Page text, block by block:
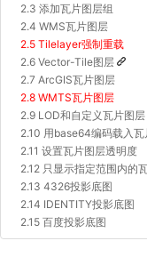
2.3 添加瓦片图层组
2.4 WMS瓦片图层
2.5 Tilelayer强制重载
2.6 Vector-Tile图层
2.7 ArcGIS瓦片图层
2.8 WMTS瓦片图层
2.9 LOD和自定义瓦片图层
2.10 用base64编码载入瓦
2.11 设置瓦片图层透明度
2.12 只显示指定范围内的
2.13 4326投影底图
2.14 IDENTITY投影底图
2.15 百度投影底图
2.16 Proj4js自定义投影底